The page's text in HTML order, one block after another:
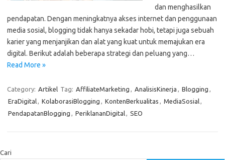
dan menghasilkan
pendapatan. Dengan meningkatnya akses internet dan penggunaan
media sosial, blogging tidak hanya sekadar hobi, tetapi juga sebuah
karier yang menjanjikan dan alat yang kuat untuk memajukan era
digital. Berikut adalah beberapa strategi dan peluang yang…
Read More »
Category: Artikel Tag: AffiliateMarketing , AnalisisKinerja , Blogging ,
EraDigital, KolaborasiBlogging , KontenBerkualitas , MediaSosial,
PendapatanBlogging , PeriklananDigital, SEO
Cari